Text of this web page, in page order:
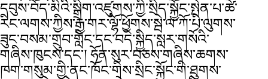
དབུས་བོད་མིའི་སྒྲིག་འཛུགས་ཀྱི་སྲིད་སྐྱོང་སྤེན་པ་ཚེ་
རིང་ལགས་ཀྱིས་རྒྱ་གར་ལྷོ་ཕྱོགས་སྦེ་ལ་ཀོ་པི་ལུགས་
ཟུང་བསམ་གྲུབ་གླིང་དང་བདེ་སྐྱིད་སླར་གསོའི་
གཞིས་ཁུངས་དང་། ཧོན་སུར་བཅས་གཞིས་ཆགས་
ཁག་གསུམ་གྱི་ནང་ཁོང་གིས་སྲིང་སྐྱོང་གི་ཐུགས་